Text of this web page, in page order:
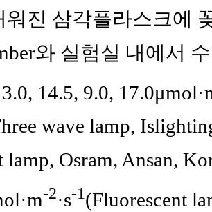
워진 삼각플라스크에
와 실험실 내에서
14.5, 9.0,
wave lamp,
lamp, Osram, Ansan,
-2·s-1(Fluorescent